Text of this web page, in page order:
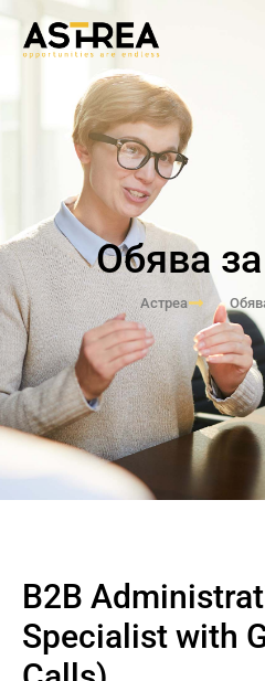
Обява
Астреа
B2B
Specialist with